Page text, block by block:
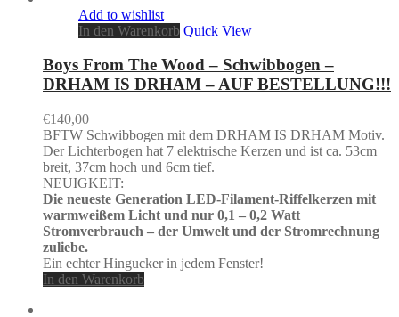
Add to wishlist
In den Warenkorb Quick View
Boys From The Wood – Schwibbogen –
DRHAM IS DRHAM – AUF BESTELLUNG!!!
€140,00
BFTW Schwibbogen mit dem DRHAM IS DRHAM Motiv.
Der Lichterbogen hat 7 elektrische Kerzen und ist ca. 53cm
breit, 37cm hoch und 6cm tief.
NEUIGKEIT:
Die neueste Generation LED-Filament-Riffelkerzen mit
warmweißem Licht und nur 0,1 – 0,2 Watt
Stromverbrauch – der Umwelt und der Stromrechnung
zuliebe.
Ein echter Hingucker in jedem Fenster!
In den Warenkorb